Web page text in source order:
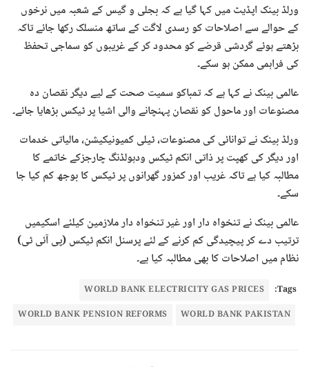
ورلڈ بینک اپڈیٹ میں کہا گیا ہے کہ بجلی و گیس کے شعبہ میں نرخوں
کے حوالے سے اصلاحات کو رسدی لاگت کے ساتھ منسلک رکھا جائے تاکہ
بڑھتے ہوئے گردشی قرضے کو محدود کر کے غریبوں کو سماجی تحفظ
کی فراہمی ممکن ہو سکے۔
عالمی بینک نے کہا ہے کہ تمباکو سمیت صحت کے لیے دیگر نقصان دہ
مصنوعات اور ماحول کو نقصان پہنچانے والی اشیا پر ٹیکس بڑھایا جائے۔
ورلڈ بینک نے توانائی کی مصنوعات، ٹیلی کمیونیکیشن، مالیاتی خدمات
اور دیگر کی کھپت پر ذاتی انکم ٹیکس ودہولڈنگ چارجزکے خاتمے کا
مطالبہ کیا ہے تاکہ غریب اور کمزور گھرانوں پر ٹیکس کا بوجھ کم کیا جا
سکے۔
عالمی بینک نے تنخواہ دار اور غیر تنخواہ دار ملازمین کیلئے اسکیمیں
ترتیب دے کر پیچیدگی کم کرنے کے لئے پرسنل انکم ٹیکس (پی آئی ٹی)
نظام میں اصلاحات کا بھی مطالبہ کیا ہے۔
Tags:
WORLD BANK ELECTRICITY GAS PRICES
WORLD BANK PAKISTAN
WORLD BANK PENSION REFORMS